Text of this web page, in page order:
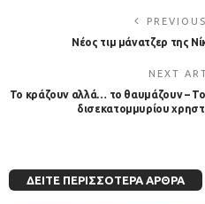
Νέος τιμ μάνατζερ της
NEXT
Το κράζουν αλλά… το θαυμάζουν –
δισεκατομμυρίου
ΔΕΊΤΕ ΠΕΡΙΣΣΌΤΕΡΑ ΆΡΘΡΑ